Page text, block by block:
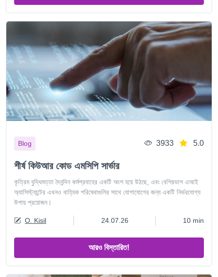
Blog 3933 5.0
শীর্ষ কিউআর কোড এমসিপি সার্ভার
কৃত্রিম বুদ্ধিমত্তা দৈনন্দিন কর্মপ্রবাহের একটি অংশ হয়ে উঠছে, এবং বেশিরভাগ এআই
অ্যাসিস্ট্যান্টের এখনও বাহ্যিক পরিষেবাগুলির সাথে যোগাযোগের জন্য একটি নির্ভরযোগ্য
উপায় প্রয়োজন।
O. Kisil 24.07.26 10 min
আরও বিস্তারিত!